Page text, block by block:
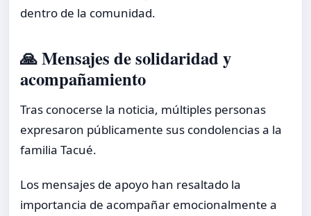
dentro de la comunidad.
🙏 Mensajes de solidaridad y
acompañamiento
Tras conocerse la noticia, múltiples personas
expresaron públicamente sus condolencias a la
familia Tacué.
Los mensajes de apoyo han resaltado la
importancia de acompañar emocionalmente a